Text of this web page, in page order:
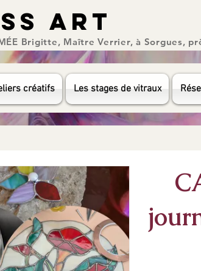
ART
ART
Brigitte, Maître Verrier, à Sorgues,
créatifs Les stages de vitraux